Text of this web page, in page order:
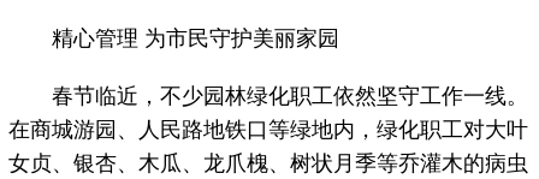
精心管理 为市民守护美丽家园
春节临近，不少园林绿化职工依然坚守工作一线。
在商城游园、人民路地铁口等绿地内，绿化职工对大叶
女贞、银杏、木瓜、龙爪槐、树状月季等乔灌木的病虫